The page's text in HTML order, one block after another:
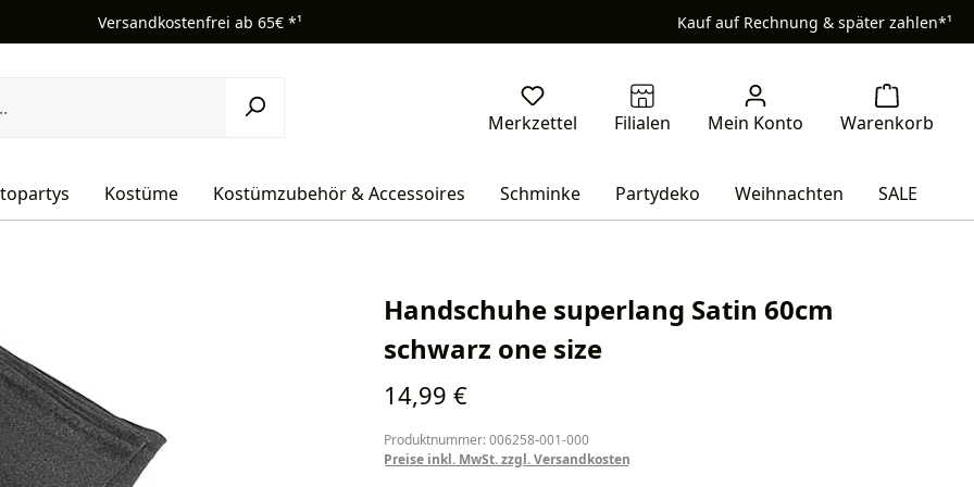
Versandkostenfrei ab 65€ *¹ Kauf auf Rechnung & später zahlen*¹
Kostüme Kostümzubehör & Accessoires Schminke Partydeko Weihnachten SALE
Handschuhe superlang Satin 60cm
schwarz one size
Regulärer Preis:
14,99 €
Produktnummer: 006258-001-000
Preise inkl. MwSt. zzgl. Versandkosten